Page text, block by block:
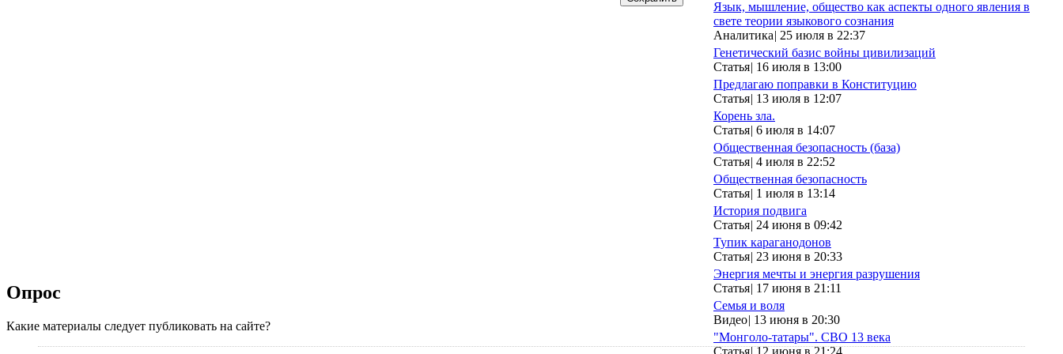
Язык, мышление, общество как аспекты одного явления в
свете теории языкового сознания
Аналитика| 25 июля в 22:37
Генетический базис войны цивилизаций
Статья| 16 июля в 13:00
Предлагаю поправки в Конституцию
Статья| 13 июля в 12:07
Корень зла.
Статья| 6 июля в 14:07
Общественная безопасность (база)
Статья| 4 июля в 22:52
Общественная безопасность
Статья| 1 июля в 13:14
История подвига
Статья| 24 июня в 09:42
Тупик караганодонов
Статья| 23 июня в 20:33
Энергия мечты и энергия разрушения
Статья| 17 июня в 21:11
Семья и воля
Видео| 13 июня в 20:30
"Монголо-татары". СВО 13 века
Опрос
Какие материалы следует публиковать на сайте?